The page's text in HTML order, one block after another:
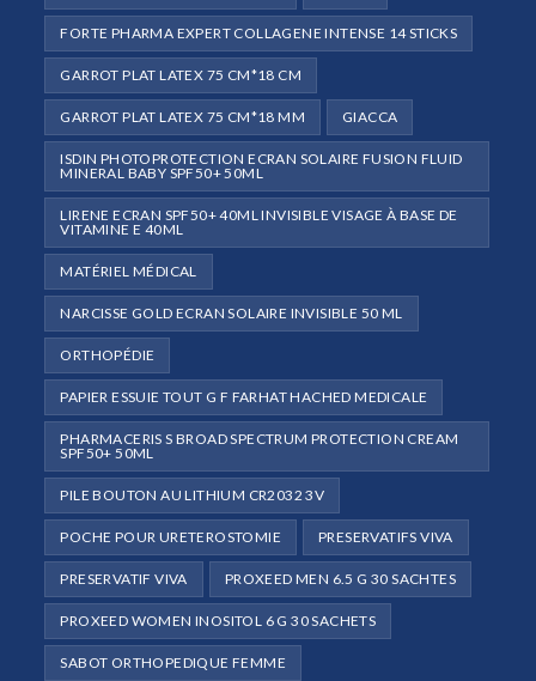
FORTE PHARMA EXPERT COLLAGENE INTENSE 14 STICKS
GARROT PLAT LATEX 75 CM*18 CM
GARROT PLAT LATEX 75 CM*18 MM GIACCA
ISDIN PHOTOPROTECTION ECRAN SOLAIRE FUSION FLUID
MINERAL BABY SPF50+ 50ML
LIRENE ECRAN SPF50+ 40ML INVISIBLE VISAGE À BASE DE
VITAMINE E 40ML
MATÉRIEL MÉDICAL
NARCISSE GOLD ECRAN SOLAIRE INVISIBLE 50 ML
ORTHOPÉDIE
PAPIER ESSUIE TOUT G F FARHAT HACHED MEDICALE
PHARMACERIS S BROAD SPECTRUM PROTECTION CREAM
SPF50+ 50ML
PILE BOUTON AU LITHIUM CR2032 3V
POCHE POUR URETEROSTOMIE PRESERVATIFS VIVA
PRESERVATIF VIVA PROXEED MEN 6.5 G 30 SACHTES
PROXEED WOMEN INOSITOL 6 G 30 SACHETS
SABOT ORTHOPEDIQUE FEMME